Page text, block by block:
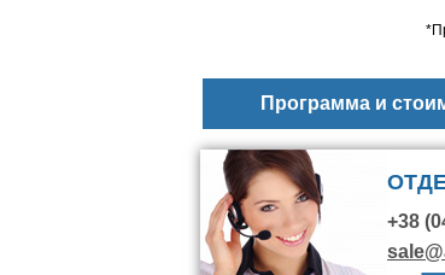
Программа и
+38